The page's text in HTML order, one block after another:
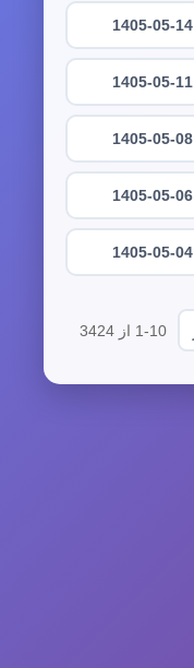
1405-05-14
1405-05-11
1405-05-08
1405-05-06
1405-05-04
1-10 از 3424